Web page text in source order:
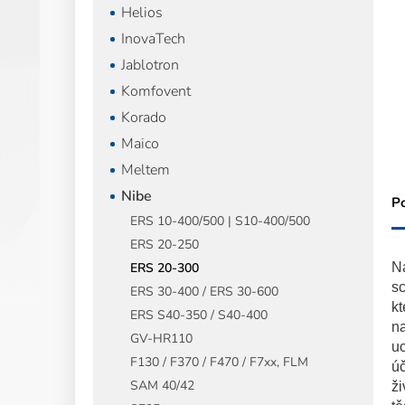
Helios
InovaTech
Jablotron
Komfovent
Korado
Maico
Meltem
Nibe
ERS 10-400/500 | S10-400/500
ERS 20-250
ERS 20-300
ERS 30-400 / ERS 30-600
ERS S40-350 / S40-400
GV-HR110
F130 / F370 / F470 / F7xx, FLM
SAM 40/42